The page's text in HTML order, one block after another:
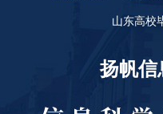
山东高校
扬帆信